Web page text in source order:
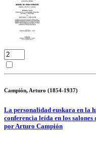
Campión, Arturo (1854-1937)
La personalidad euskara en la
conferencia leída en los
por Arturo Campión